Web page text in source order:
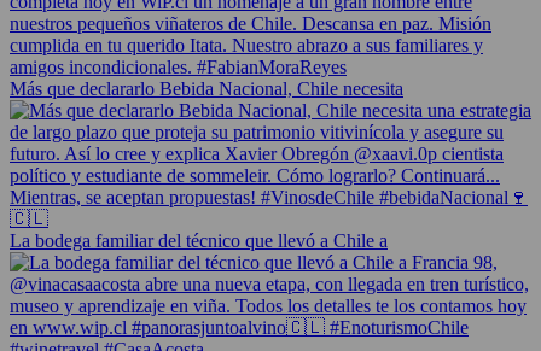
Más que declararlo Bebida Nacional, Chile necesita
La bodega familiar del técnico que llevó a Chile a